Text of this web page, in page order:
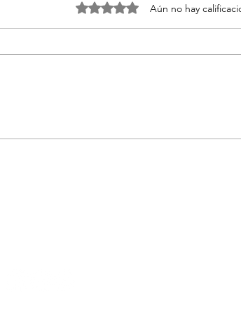
Obtuvo 0 de 5 estrellas.Aún no hay